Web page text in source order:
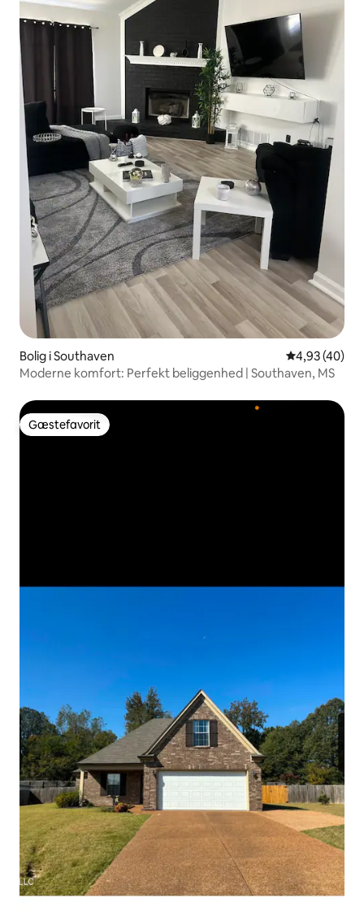
Bolig i Southaven 4,93 ud af 5 i
4,93 (40)
Moderne komfort: Perfekt beliggenhed | Southaven, MS
Gæstefavorit
Gæstefavorit